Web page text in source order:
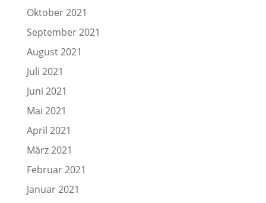
Oktober 2021
September 2021
August 2021
Juli 2021
Juni 2021
Mai 2021
April 2021
März 2021
Februar 2021
Januar 2021